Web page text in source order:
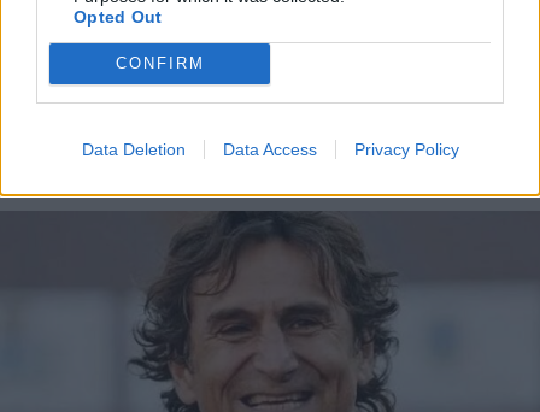
Opted Out
CONFIRM
Data Deletion Data Access Privacy Policy
NOISE
Il rap di Capalbo da Brebbia a
Bologna in cerca della propria